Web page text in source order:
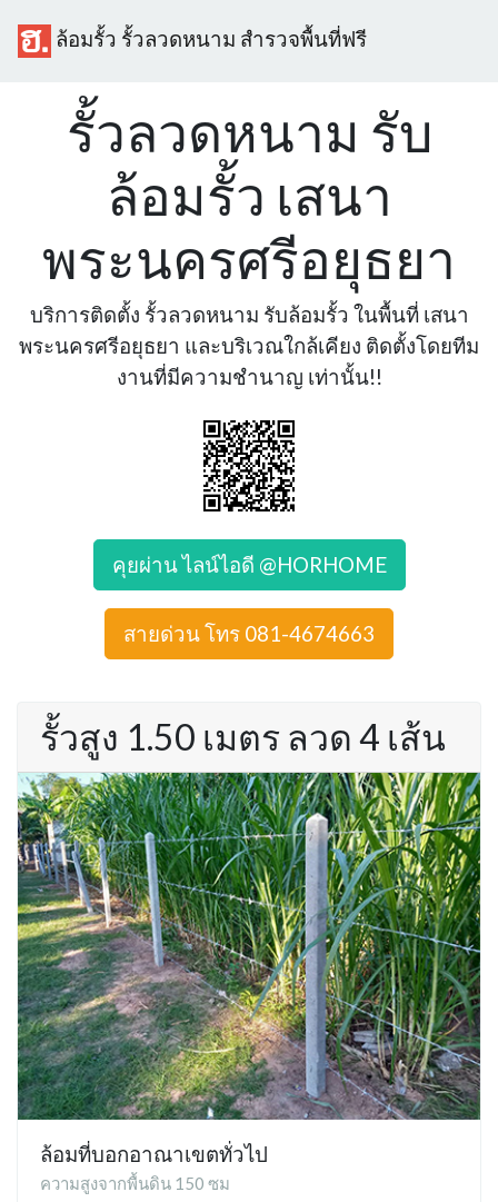
ล้อมรั้ว รั้วลวดหนาม สำรวจพื้นที่ฟรี
รั้วลวดหนาม รับ
ล้อมรั้ว เสนา
พระนครศรีอยุธยา
บริการติดตั้ง รั้วลวดหนาม รับล้อมรั้ว ในพื้นที่ เสนา
พระนครศรีอยุธยา และบริเวณใกล้เคียง ติดตั้งโดยทีม
งานที่มีความชำนาญ เท่านั้น!!
คุยผ่าน ไลน์ไอดี @HORHOME
สายด่วน โทร 081-4674663
รั้วสูง 1.50 เมตร ลวด 4 เส้น
ล้อมที่บอกอาณาเขตทั่วไป
ความสูงจากพื้นดิน 150 ซม